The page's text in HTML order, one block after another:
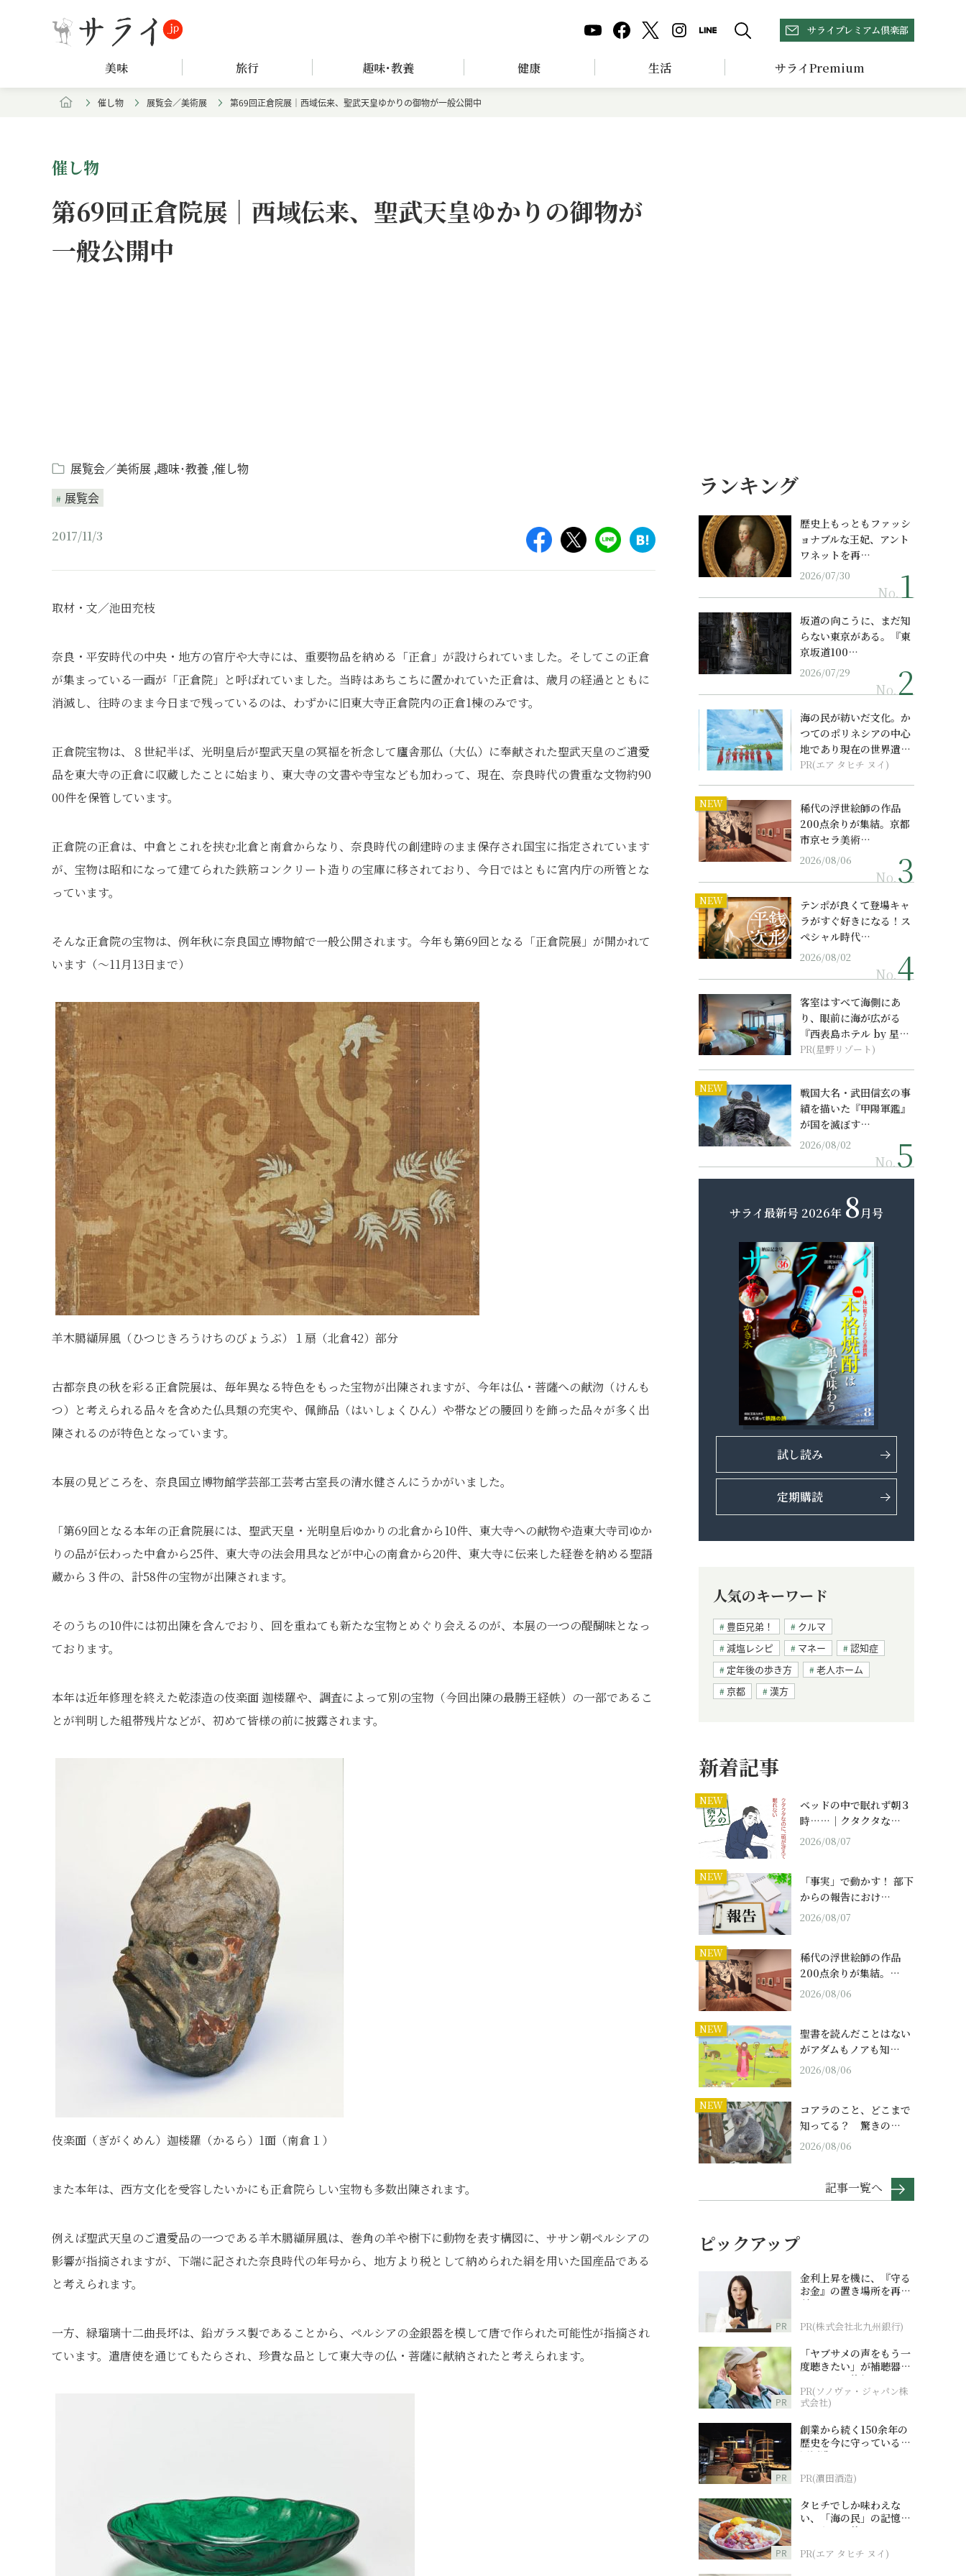
サライプレミアム倶楽部
美味 旅行 趣味･教養 健康 生活 サライPremium
催し物 展覧会／美術展 第69回正倉院展｜西域伝来、聖武天皇ゆかりの御物が一般公開中
催し物
第69回正倉院展｜西域伝来、聖武天皇ゆかりの御物が
一般公開中
展覧会／美術展 趣味･教養 催し物
展覧会
2017/11/3
取材・文／池田充枝
奈良・平安時代の中央・地方の官庁や大寺には、重要物品を納める「正倉」が設けられていました。そしてこの正倉
が集まっている一画が「正倉院」と呼ばれていました。当時はあちこちに置かれていた正倉は、歳月の経過とともに
消滅し、往時のまま今日まで残っているのは、わずかに旧東大寺正倉院内の正倉1棟のみです。
正倉院宝物は、８世紀半ば、光明皇后が聖武天皇の冥福を祈念して廬舎那仏（大仏）に奉献された聖武天皇のご遺愛
品を東大寺の正倉に収蔵したことに始まり、東大寺の文書や寺宝なども加わって、現在、奈良時代の貴重な文物約90
00件を保管しています。
正倉院の正倉は、中倉とこれを挟む北倉と南倉からなり、奈良時代の創建時のまま保存され国宝に指定されています
が、宝物は昭和になって建てられた鉄筋コンクリート造りの宝庫に移されており、今日ではともに宮内庁の所管とな
っています。
そんな正倉院の宝物は、例年秋に奈良国立博物館で一般公開されます。今年も第69回となる「正倉院展」が開かれて
います（～11月13日まで）
羊木臈纈屏風（ひつじきろうけちのびょうぶ）１扇（北倉42）部分
古都奈良の秋を彩る正倉院展は、毎年異なる特色をもった宝物が出陳されますが、今年は仏・菩薩への献沕（けんも
つ）と考えられる品々を含めた仏具類の充実や、佩飾品（はいしょくひん）や帯などの腰回りを飾った品々が多く出
陳されるのが特色となっています。
本展の見どころを、奈良国立博物館学芸部工芸考古室長の清水健さんにうかがいました。
「第69回となる本年の正倉院展には、聖武天皇・光明皇后ゆかりの北倉から10件、東大寺への献物や造東大寺司ゆか
りの品が伝わった中倉から25件、東大寺の法会用具などが中心の南倉から20件、東大寺に伝来した経巻を納める聖語
蔵から３件の、計58件の宝物が出陳されます。
そのうちの10件には初出陳を含んでおり、回を重ねても新たな宝物とめぐり会えるのが、本展の一つの醍醐味となっ
ております。
本年は近年修理を終えた乾漆造の伎楽面 迦楼羅や、調査によって別の宝物（今回出陳の最勝王経帙）の一部であるこ
とが判明した組帯残片などが、初めて皆様の前に披露されます。
伎楽面（ぎがくめん）迦楼羅（かるら）1面（南倉１）
また本年は、西方文化を受容したいかにも正倉院らしい宝物も多数出陳されます。
例えば聖武天皇のご遺愛品の一つである羊木臈纈屏風は、巻角の羊や樹下に動物を表す構図に、ササン朝ペルシアの
影響が指摘されますが、下端に記された奈良時代の年号から、地方より税として納められた絹を用いた国産品である
と考えられます。
一方、緑瑠璃十二曲長坏は、鉛ガラス製であることから、ペルシアの金銀器を模して唐で作られた可能性が指摘され
ています。遣唐使を通じてもたらされ、珍貴な品として東大寺の仏・菩薩に献納されたと考えられます。
ランキング
歴史上もっともファッシ
ョナブルな王妃、アント
ワネットを再…
2026/07/30
No.
坂道の向こうに、まだ知
らない東京がある。『東
京坂道100…
2026/07/29
No.
海の民が紡いだ文化。か
つてのポリネシアの中心
地であり現在の世界遺産
からみえてくる...
PR(エア タヒチ ヌイ)
NEW
稀代の浮世絵師の作品
200点余りが集結。京都
市京セラ美術…
2026/08/06
No.
NEW
テンポが良くて登場キャ
ラがすぐ好きになる！ス
ペシャル時代…
2026/08/02
No.
客室はすべて海側にあ
り、眼前に海が広がる
『西表島ホテル by 星野
リゾート』
PR(星野リゾート)
NEW
戦国大名・武田信玄の事
績を描いた『甲陽軍鑑』
が国を滅ぼす…
2026/08/02
No.
サライ最新号 2026年 8月号
試し読み
定期購読
人気のキーワード
豊臣兄弟！
クルマ
減塩レシピ
マネー
認知症
定年後の歩き方
老人ホーム
京都
漢方
新着記事
NEW
ベッドの中で眠れず朝３
時……｜クタクタな…
2026/08/07
NEW
「事実」で動かす！ 部下
からの報告におけ…
2026/08/07
NEW
稀代の浮世絵師の作品
200点余りが集結。…
2026/08/06
NEW
聖書を読んだことはない
がアダムもノアも知…
2026/08/06
NEW
コアラのこと、どこまで
知ってる？ 驚きの…
2026/08/06
記事一覧へ
ピックアップ
PR
金利上昇を機に、『守る
お金』の置き場所を再検
討
PR(株式会社北九州銀行)
PR
「ヤブサメの声をもう一
度聴きたい」が補聴器チ
ャレンジの後押しに
PR(ソノヴァ・ジャパン株
式会社)
PR
創業から続く150余年の
歴史を今に守っている濵
田酒造
PR(濵田酒造)
PR
タヒチでしか味わえな
い、「海の民」の記憶へ
とつながる旅
PR(エア タヒチ ヌイ)